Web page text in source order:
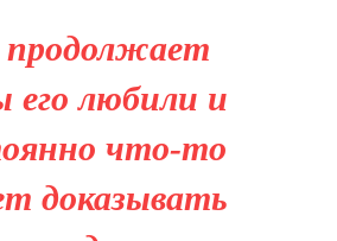
продолжает
его любили и
что-то
доказывать